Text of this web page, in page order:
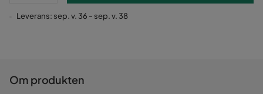
Leverans: sep. v. 36 - sep. v. 38
Om produkten